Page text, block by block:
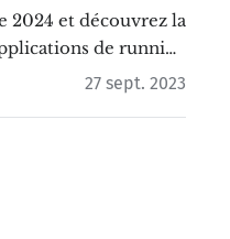
à pied
2024 et découvrez la
de running
course à pied en
27 sept. 2023